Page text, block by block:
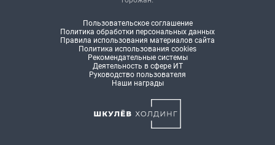
Пользовательское соглашение
Политика обработки персональных данных
Правила использования материалов сайта
Политика использования cookies
Рекомендательные системы
Деятельность в сфере ИТ
Руководство пользователя
Наши награды